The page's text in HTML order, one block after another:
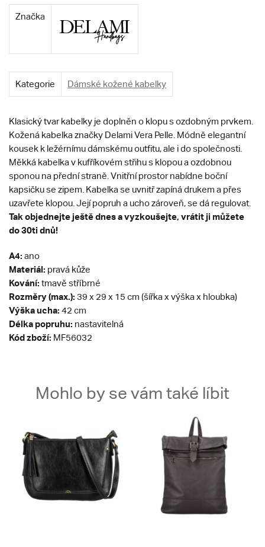
Značka
Kategorie Dámské kožené kabelky
Klasický tvar kabelky je doplněn o klopu s ozdobným prvkem.
Kožená kabelka značky Delami Vera Pelle. Módně elegantní
kousek k ležérnímu dámskému outfitu, ale i do společnosti.
Měkká kabelka v kufříkovém střihu s klopou a ozdobnou
sponou na přední straně. Vnitřní prostor nabídne boční
kapsičku se zipem. Kabelka se uvnitř zapíná drukem a přes
uzavřete klopou. Její popruh a ucho zároveň, se dá regulovat.
Tak objednejte ještě dnes a vyzkoušejte, vrátit ji můžete
do 30ti dnů!
A4: ano
Materiál: pravá kůže
Kování: tmavě stříbrné
Rozměry (max.): 39 x 29 x 15 cm (šířka x výška x hloubka)
Výška ucha: 42 cm
Délka popruhu: nastavitelná
Kód zboží: MF56032
Mohlo by se vám také líbit